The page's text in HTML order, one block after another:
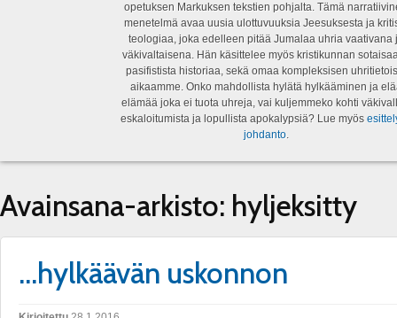
opetuksen Markuksen tekstien pohjalta. Tämä
menetelmä avaa uusia ulottuvuuksia Jeesuksesta ja
teologiaa, joka edelleen pitää Jumalaa uhria vaativana
väkivaltaisena. Hän käsittelee myös kristikunnan
pasifistista historiaa, sekä omaa kompleksisen
aikaamme. Onko mahdollista hylätä hylkääminen ja
elämää joka ei tuota uhreja, vai kuljemmeko kohti
eskaloitumista ja lopullista apokalypsiä? Lue myös
johdanto.
Avainsana-arkisto: hyljeksitty
…hylkäävän uskonnon